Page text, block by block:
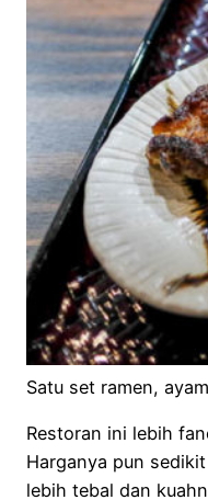
Satu set ramen,
Restoran ini lebih
Harganya pun
lebih tebal dan